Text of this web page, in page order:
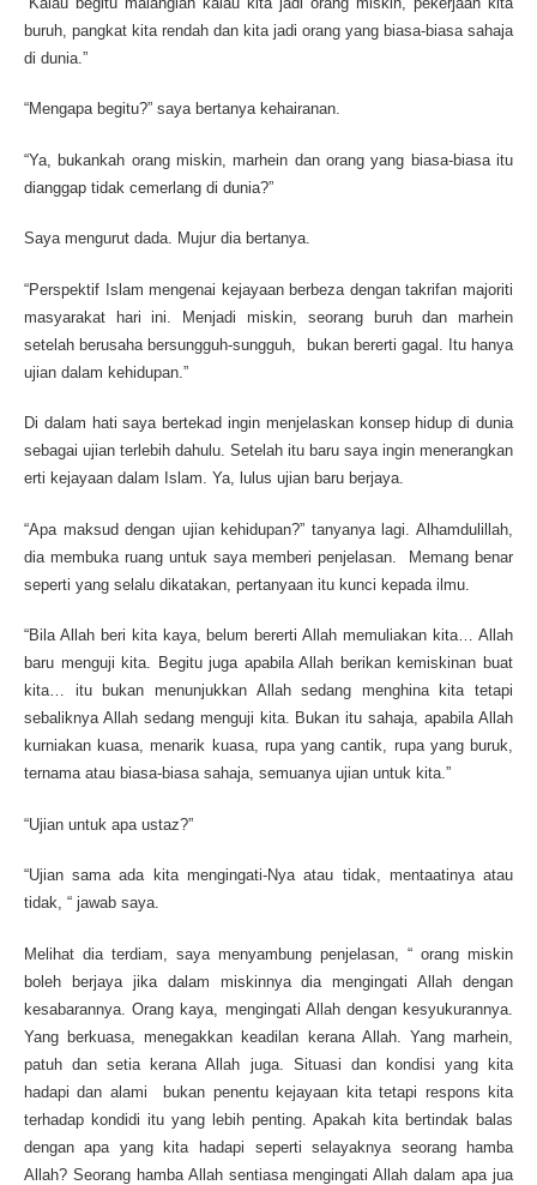
buruh, pangkat kita rendah dan kita jadi orang yang biasa-biasa sahaja
di dunia.”
“Mengapa begitu?” saya bertanya kehairanan.
“Ya, bukankah orang miskin, marhein dan orang yang biasa-biasa itu
dianggap tidak cemerlang di dunia?”
Saya mengurut dada. Mujur dia bertanya.
“Perspektif Islam mengenai kejayaan berbeza dengan takrifan majoriti
masyarakat hari ini. Menjadi miskin, seorang buruh dan marhein
setelah berusaha bersungguh-sungguh, bukan bererti gagal. Itu hanya
ujian dalam kehidupan.”
Di dalam hati saya bertekad ingin menjelaskan konsep hidup di dunia
sebagai ujian terlebih dahulu. Setelah itu baru saya ingin menerangkan
erti kejayaan dalam Islam. Ya, lulus ujian baru berjaya.
“Apa maksud dengan ujian kehidupan?” tanyanya lagi. Alhamdulillah,
dia membuka ruang untuk saya memberi penjelasan. Memang benar
seperti yang selalu dikatakan, pertanyaan itu kunci kepada ilmu.
“Bila Allah beri kita kaya, belum bererti Allah memuliakan kita… Allah
baru menguji kita. Begitu juga apabila Allah berikan kemiskinan buat
kita… itu bukan menunjukkan Allah sedang menghina kita tetapi
sebaliknya Allah sedang menguji kita. Bukan itu sahaja, apabila Allah
kurniakan kuasa, menarik kuasa, rupa yang cantik, rupa yang buruk,
ternama atau biasa-biasa sahaja, semuanya ujian untuk kita.”
“Ujian untuk apa ustaz?”
“Ujian sama ada kita mengingati-Nya atau tidak, mentaatinya atau
tidak, “ jawab saya.
Melihat dia terdiam, saya menyambung penjelasan, “ orang miskin
boleh berjaya jika dalam miskinnya dia mengingati Allah dengan
kesabarannya. Orang kaya, mengingati Allah dengan kesyukurannya.
Yang berkuasa, menegakkan keadilan kerana Allah. Yang marhein,
patuh dan setia kerana Allah juga. Situasi dan kondisi yang kita
hadapi dan alami bukan penentu kejayaan kita tetapi respons kita
terhadap kondidi itu yang lebih penting. Apakah kita bertindak balas
dengan apa yang kita hadapi seperti selayaknya seorang hamba
Allah? Seorang hamba Allah sentiasa mengingati Allah dalam apa jua